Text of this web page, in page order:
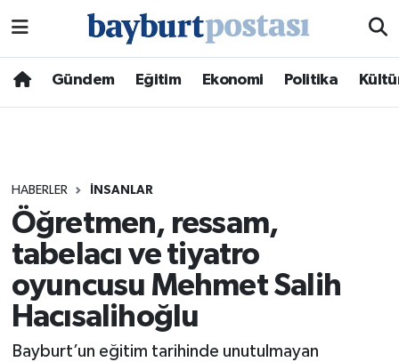
Gündem Eğitim Ekonomi Politika
HABERLER İNSANLAR
Öğretmen, ressam,
tabelacı ve tiyatro
oyuncusu Mehmet Salih
Hacısalihoğlu
Bayburt’un eğitim tarihinde unutulmayan
Hava Durumu
Süper Lig Puan Durumu ve Fikstür
Tüm Manşetler